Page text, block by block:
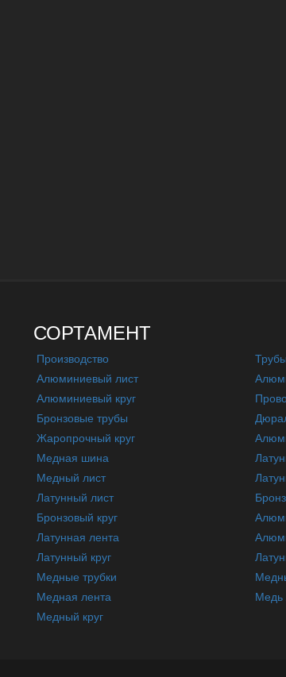
СОРТАМЕНТ
Производство
Алюминиевый лист
Алюминиевый круг
Бронзовые трубы
Жаропрочный круг
Медная шина
Медный лист
Латунный лист
Бронзовый круг
Латунная лента
Латунный круг
Медные трубки
Медная лента
Медь
Медный круг